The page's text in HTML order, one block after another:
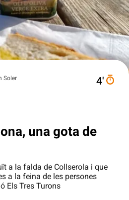
Soler 4′
una gota de
a la falda de Collserola i que
a la feina de les persones
Els Tres Turons